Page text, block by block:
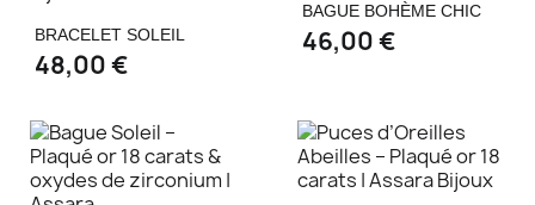
BRACELET SOLEIL
48,00 €
BAGUE BOHÈME CHIC
46,00 €